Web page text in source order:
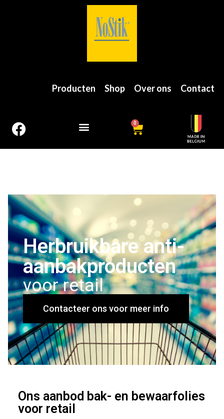
Producten Shop Over ons Contact
0
Herbruikbare anti-
aanbakproducten
voor retail
Contacteer ons voor meer info
Ons aanbod bak- en bewaarfolies
voor retail